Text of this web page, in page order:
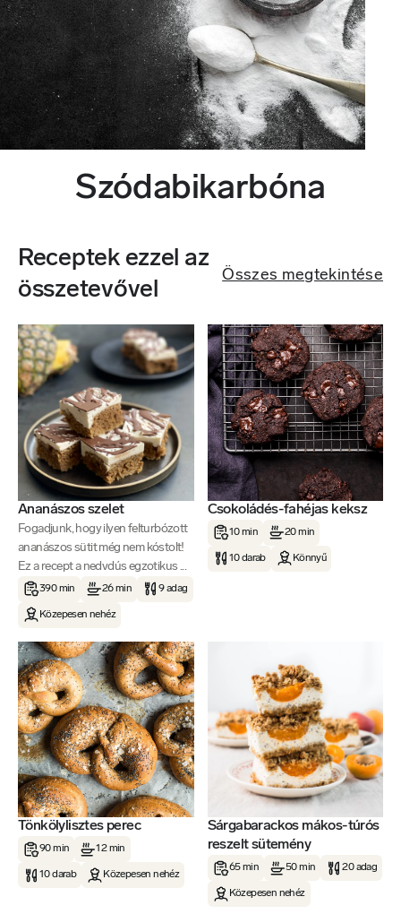
Szódabikarbóna
Receptek ezzel az
összetevővel
Összes megtekintése
Ananászos szelet
Fogadjunk, hogy ilyen felturbózott
ananászos sütit még nem kóstolt!
Ez a recept a nedvdús egzotikus ...
390 min 26 min 9 adag
Közepesen nehéz
Csokoládés-fahéjas keksz
10 min 20 min
10 darab Könnyű
Tönkölylisztes perec
90 min 12 min
10 darab Közepesen nehéz
Sárgabarackos mákos-túrós
reszelt sütemény
65 min 50 min 20 adag
Közepesen nehéz